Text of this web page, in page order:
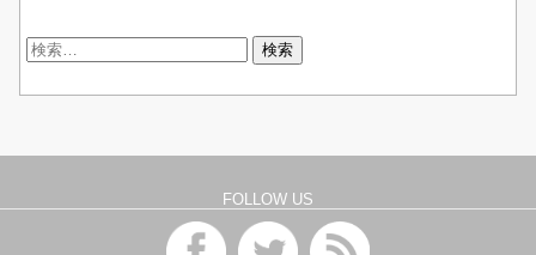
検
索:
FOLLOW US